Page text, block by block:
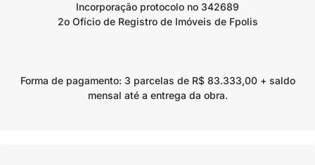
Incorporação protocolo no 342689
2o Ofício de Registro de Imóveis de Fpolis
Forma de pagamento: 3 parcelas de R$ 83.333,00 + saldo
mensal até a entrega da obra.